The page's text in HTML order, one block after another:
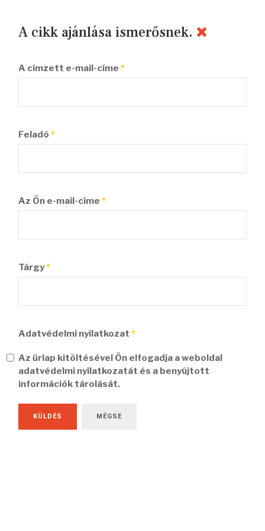
A cikk ajánlása ismerősnek.
A címzett e-mail-címe *
Feladó *
Az Ön e-mail-címe *
Tárgy*
Adatvédelmi nyilatkozat *
Az űrlap kitöltésével Ön elfogadja a weboldal
adatvédelmi nyilatkozatát és a benyújtott
információk tárolását.
KÜLDÉS MÉGSE